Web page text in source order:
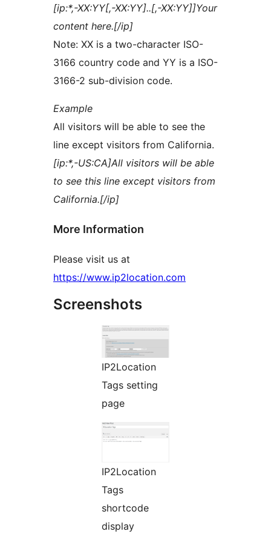
[ip:*,-XX:YY[,-XX:YY]..[,-XX:YY]]Your
content here.[/ip]
Note: XX is a two-character ISO-
3166 country code and YY is a ISO-
3166-2 sub-division code.
Example
All visitors will be able to see the
line except visitors from California.
[ip:*,-US:CA]All visitors will be able
to see this line except visitors from
California.[/ip]
More Information
Please visit us at
https://www.ip2location.com
Screenshots
IP2Location
Tags setting
page
IP2Location
Tags
shortcode
display